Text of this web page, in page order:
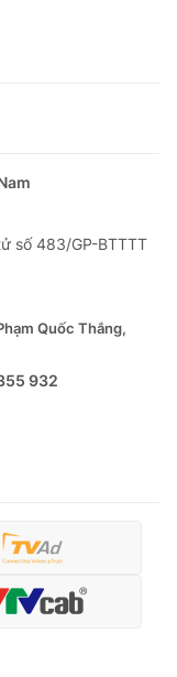
số 483/GP-BTTTT
Quốc Thắng,
932